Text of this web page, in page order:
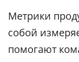
Метрики
собой
помогают